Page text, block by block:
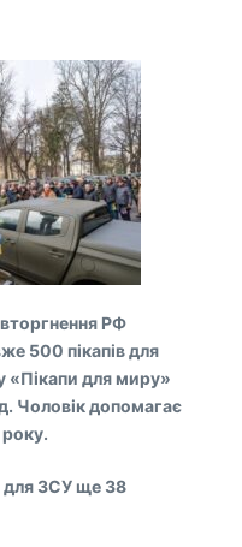
РФ
500 пікапів для
«Пікапи для миру»
Чоловік допомагає
для ЗСУ ще 38